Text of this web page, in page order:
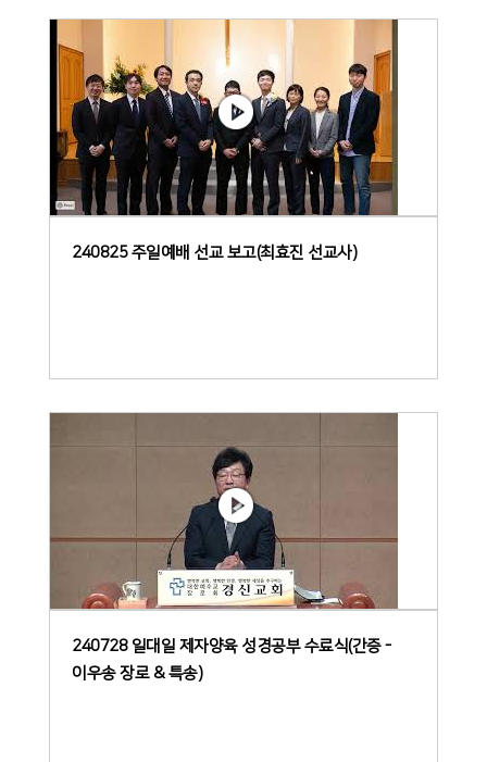
240825 주일예배 선교 보고(최효진 선교사)
240728 일대일 제자양육 성경공부 수료식(간증 -
이우송 장로 & 특송)